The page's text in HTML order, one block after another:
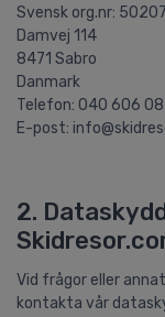
Svensk org.nr:
Damvej 114
8471 Sabro
Danmark
Telefon: 040 606
E-post:
2.
Vid frågor eller
kontakta vår